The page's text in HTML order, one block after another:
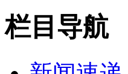
栏目导航